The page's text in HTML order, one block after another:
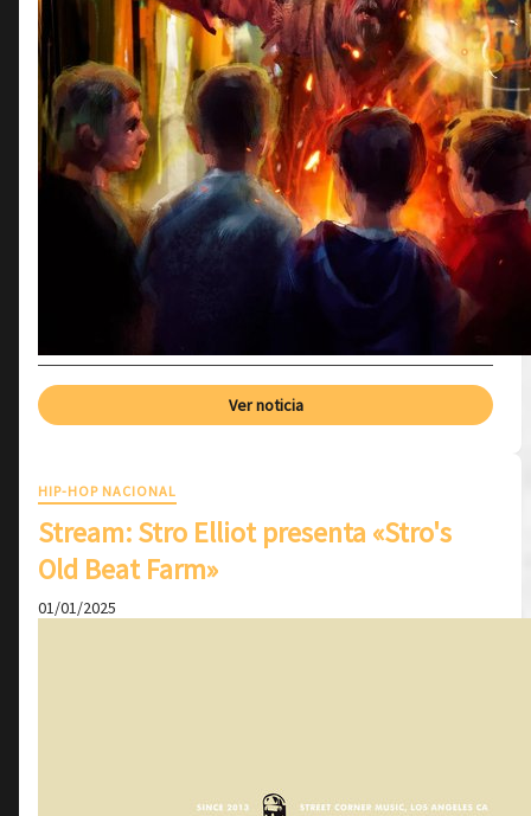
Ver noticia
HIP-HOP NACIONAL
Stream: Stro Elliot presenta «Stro's
Old Beat Farm»
01/01/2025